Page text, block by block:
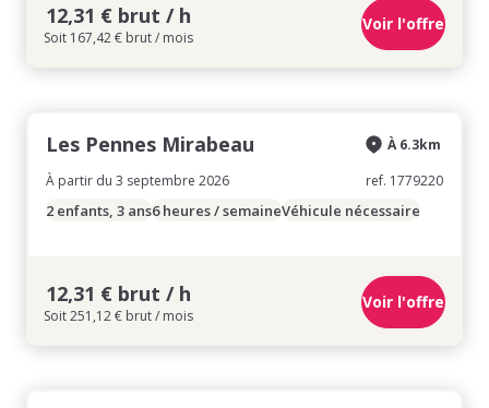
12,31 € brut / h
Soit 167,42 € brut / mois
Voir l'offre
Les Pennes Mirabeau
À partir du 3 septembre 2026
À 6.3km
ref. 1779220
2 enfants, 3 ans6 heures / semaineVéhicule nécessaire
12,31 € brut / h
Soit 251,12 € brut / mois
Voir l'offre